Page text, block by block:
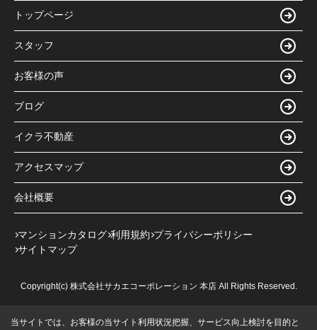
トップページ
スタッフ
お客様の声
ブログ
イクラ不動産
アクセスマップ
会社概要
マンションカタログ 利用規約 プライバシーポリシー
サイトマップ
Copyright(c) 株式会社サカエコーポレーション 本店 All Rights Reserved.
当サイトでは、お客様の当サイト利用状況把握、サービス向上検討を目的と